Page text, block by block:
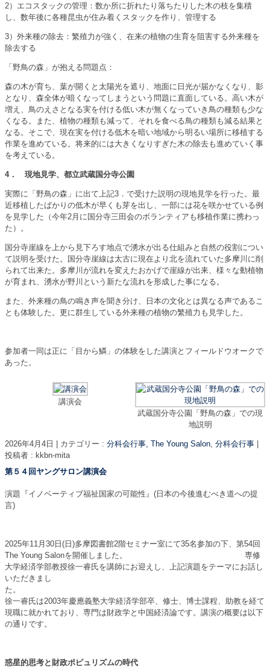
2）エコスタックの管理：数か所に折れたり落ちたりした木の枝を集積
し、数年後に各種昆虫が住み着くスタックを作り、管理する
3）外来種の除去：繁殖力が強く、在来の植物の生育を阻害する外来種を
除去する
「野鳥の森」が抱える問題点：
森の木が育ち、葉が開くと太陽光を遮り、地面に日光が届かなくなり、影
となり、森全体が暗くなってしまうという問題に直面している。高い木が
増え、鳥のえさとなる実を付ける低い木が無くなっていき鳥の種類も少な
くなる。また、植物の種類も減って、それを食べる鳥の種類も減る結果と
なる。そこで、現在実を付ける低木を暗い地域から明るい場所に移植する
作業を進めている。将来的には大きくなりすぎた木の除去も進めていく事
を考えている。
4． 現地見学、都立武蔵国分寺公園
実際に「野鳥の森」に出て上記3．で受けた説明の現地見学を行った。最
近移植したばかりの低木が早くも芽を出し、一部には花を咲かせている例
を見学した（今年2月に国分寺三田会のボランティアも移植作業に携わっ
た）。
国分寺崖線を上から見下ろす地点で湧水が出る仕組みと自然の役割につい
て説明を受けた。国分寺崖線は太古に現在より北を流れていた多摩川に削
られて出来た。多摩川が流れを変えたおかげで崖線が出来、様々な動植物
が育まれ、湧水が野川という新たな流れを形成した事になる。
また、外来種の鳥の鳴き声を聞き分け、日本の文化とは異なる声であるこ
とも体験した。更に群生している外来種の植物の繁殖力も見学した。
参加者一同は正に「目から鱗」の体験をした講演とフィールドウオークで
あった。
講演会
武蔵国分寺公園「野鳥の森」での現
地説明
2026年4月4日 | カテゴリー : 分科会行事, The Young Salon 分科会行事 |
投稿者 : kkbn-mita
第５４回ヤングサロン講演会
演題『イノベーティブ福祉国家の可能性』(日本の今後進むべき道への提
言)
2025年11月30日(日)多摩図書館2階セミナー室にて35名参加の下、第54回
The Young Salonを開催しました。 専修
大学経済学部教授徐一睿氏を講師にお迎えし、上記演題をテーマにお話し
いただきまし
た。
徐一睿氏は2003年慶應義塾大学経済学部卒、修士、博士課程、助教を経て
現職に就かれており、専門は財政学と中国経済論です。講演の概要は以下
の通りです。
惑星的思考と財政ポピュリズムの時代